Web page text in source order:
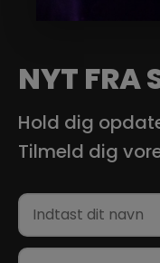
NYT FRA
Hold dig
Tilmeld dig